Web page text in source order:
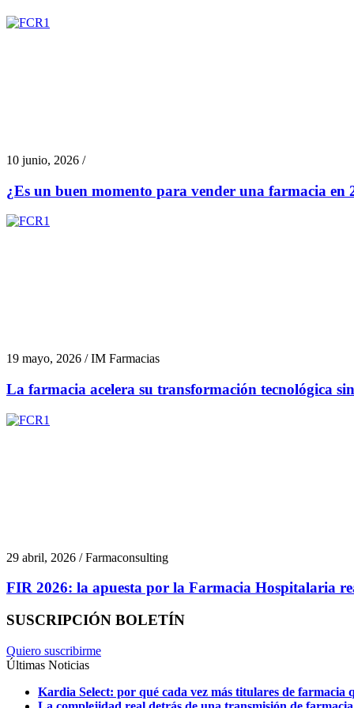
10 junio, 2026 /
¿Es un buen momento para vender una farmacia en
19 mayo, 2026 / IM Farmacias
La farmacia acelera su transformación tecnológica
29 abril, 2026 / Farmaconsulting
FIR 2026: la apuesta por la Farmacia Hospitalaria
SUSCRIPCIÓN BOLETÍN
Quiero suscribirme
Últimas Noticias
Kardia Select: por qué cada vez más titulares de farmacia